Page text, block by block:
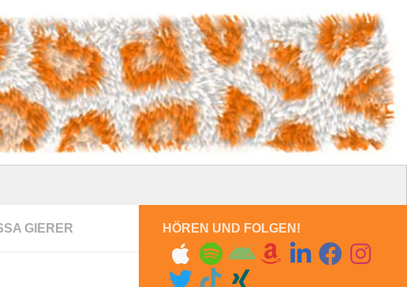
GIERER HÖREN UND FOLGEN!